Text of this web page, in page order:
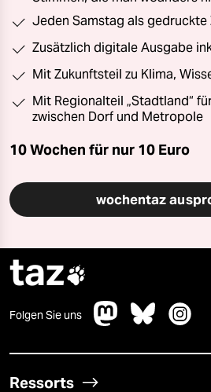
Jeden Samstag als gedruckte
Zusätzlich digitale Ausgabe
Mit Zukunftsteil zu Klima,
Mit Regionalteil „Stadtland“
zwischen Dorf und Metropole
10 Wochen für nur 10 Euro
wochentaz
taz
Folgen Sie uns
Ressorts